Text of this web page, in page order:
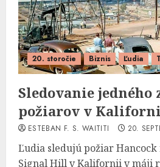
20. storočie Biznis Ľudia
Sledovanie jedného
požiarov v
ESTEBAN F. S. WAITITI 20.
Ľudia sledujú požiar
Signal Hill v Kalifornii v máji